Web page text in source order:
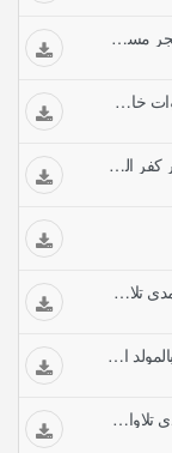
ابتهال ثم اذان جميل ثم اخر القمر والرحمن فجر مسجد مولانا الامام الحسين حمدي تلاوات خاشعة
اخر الاسراء والمطفيين محله دمنه حمدي تلاوات خاشعة
اخر الاسراء والواقعه والعلق والقارعه والتكاثر كفر الباز حمدي تلاوات خاشعة
اخر الانبياء وقصار السور محلة زياد الغربية حمدي تلاوات خاشعة
اخر الانبياء وقصار السور محله زياد بالاحتفال بالمولد النبوى الشريف حمدي تلاوات خاشعة
اخر الانعام منيه محله دمنه الشيخ فاروق حمدي تلاوات خاشعة